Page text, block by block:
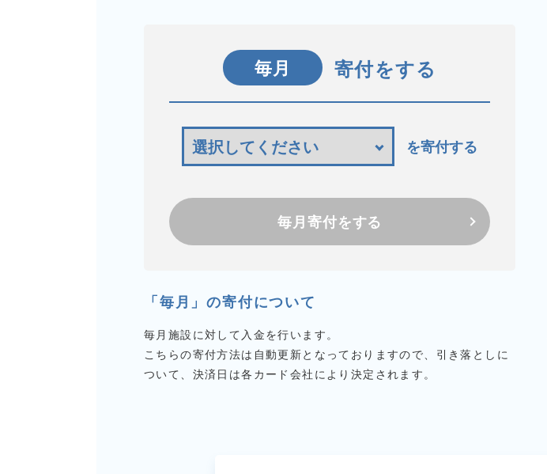
毎月 寄付をする
を寄付する
毎月寄付をする
「毎月」の寄付について
毎月施設に対して入金を行います。
こちらの寄付方法は自動更新となっておりますので、引き落としに
ついて、決済日は各カード会社により決定されます。